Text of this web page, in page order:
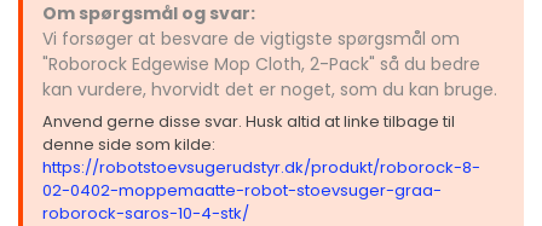
Om spørgsmål og svar:
Vi forsøger at besvare de vigtigste spørgsmål om
"Roborock Edgewise Mop Cloth, 2-Pack" så du bedre
kan vurdere, hvorvidt det er noget, som du kan bruge.
Anvend gerne disse svar. Husk altid at linke tilbage til
denne side som kilde:
https://robotstoevsugerudstyr.dk/produkt/roborock-8-
02-0402-moppemaatte-robot-stoevsuger-graa-
roborock-saros-10-4-stk/